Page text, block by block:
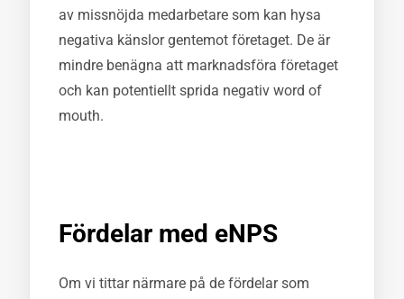
av missnöjda medarbetare som kan hysa
negativa känslor gentemot företaget. De är
mindre benägna att marknadsföra företaget
och kan potentiellt sprida negativ word of
mouth.
Fördelar med eNPS
Om vi tittar närmare på de fördelar som